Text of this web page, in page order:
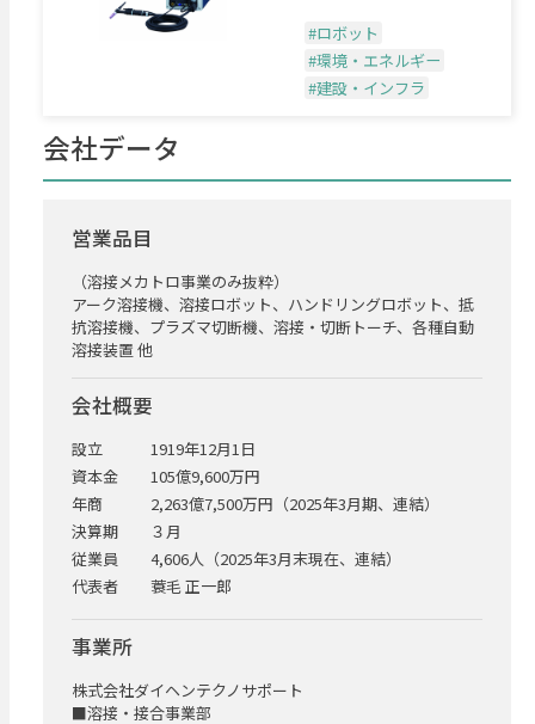
#ロボット
#環境・エネルギー
#建設・インフラ
会社データ
営業品目
（溶接メカトロ事業のみ抜粋）
アーク溶接機、溶接ロボット、ハンドリングロボット、抵
抗溶接機、プラズマ切断機、溶接・切断トーチ、各種自動
溶接装置 他
会社概要
設立
1919年12月1日
資本金
105億9,600万円
年商
2,263億7,500万円（2025年3月期、連結）
決算期
３月
従業員
4,606人（2025年3月末現在、連結）
代表者
蓑毛 正一郎
事業所
株式会社ダイヘンテクノサポート
■溶接・接合事業部